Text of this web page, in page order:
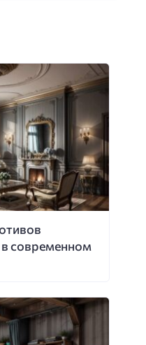
современном